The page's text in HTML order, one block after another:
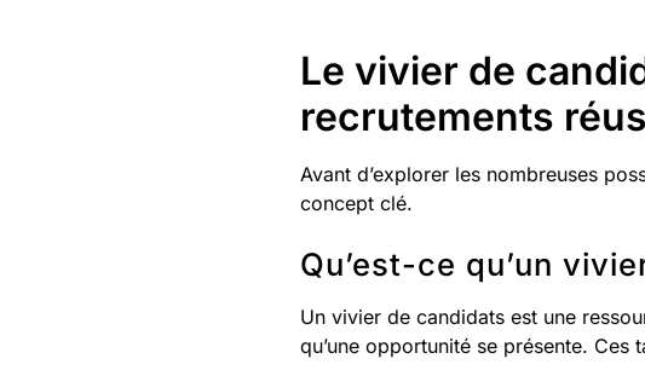
Le vivier de
recrutements
Avant d’explorer les nombreuses
concept clé.
Qu’est-ce qu’un
Un vivier de candidats est une
qu’une opportunité se présente.